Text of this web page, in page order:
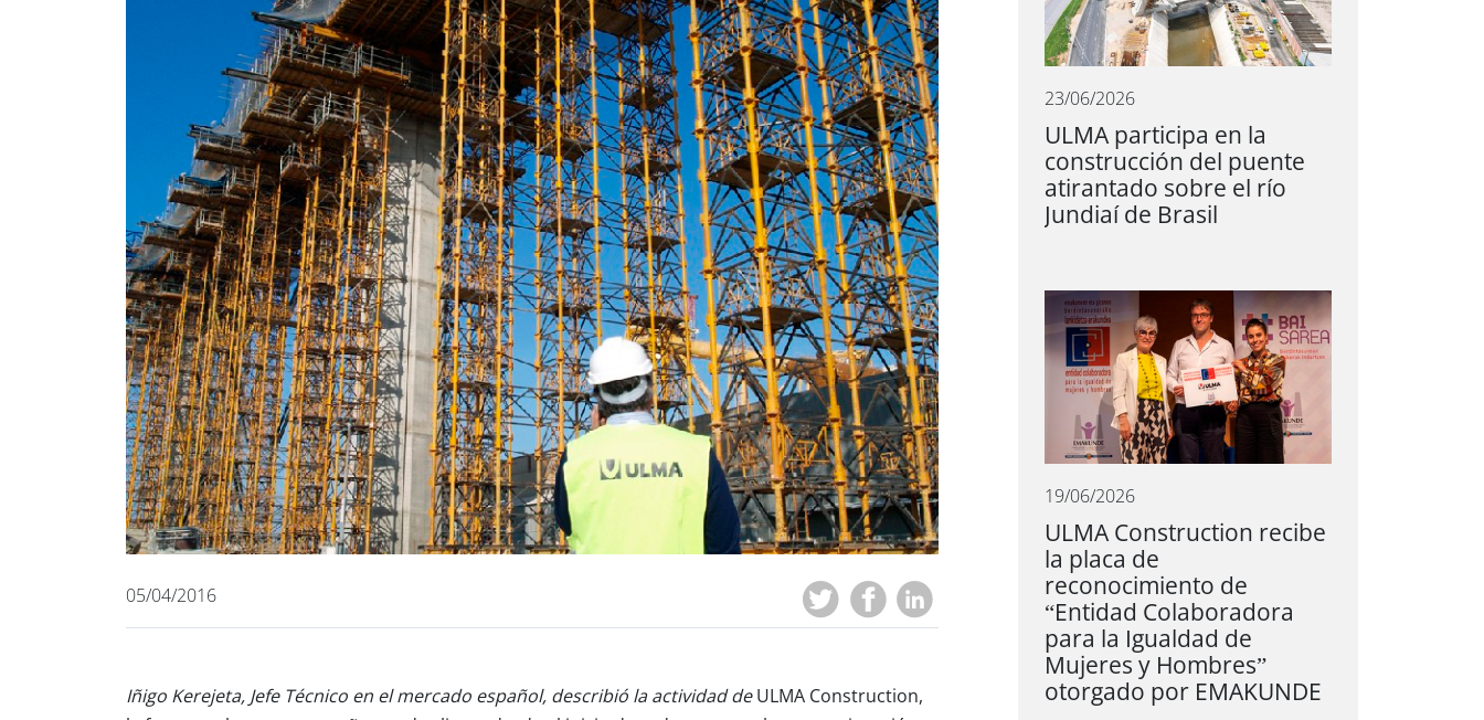
05/04/2016
Iñigo Kerejeta, Jefe Técnico en el mercado español, describió la actividadde ULMA Construction,
23/06/2026
ULMA participa en la
construcción del puente
atirantado sobre el río
Jundiaí de Brasil
19/06/2026
ULMA Construction recibe
la placa de
reconocimiento de
“Entidad Colaboradora
para la Igualdad de
Mujeres y Hombres”
otorgado por EMAKUNDE